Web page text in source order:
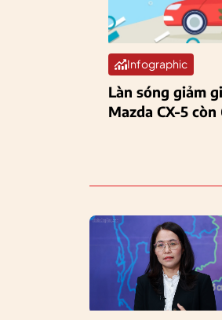
Infographic
Làn sóng giảm
Mazda CX-5